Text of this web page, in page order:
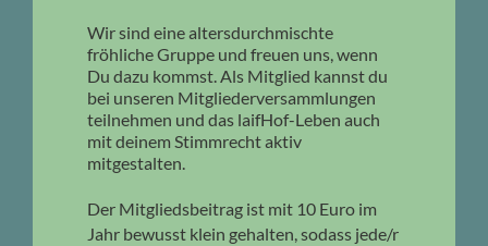
Wir sind eine altersdurchmischte
fröhliche Gruppe und freuen uns, wenn
Du dazu kommst. Als Mitglied kannst du
bei unseren Mitgliederversammlungen
teilnehmen und das laifHof-Leben auch
mit deinem Stimmrecht aktiv
mitgestalten.
Der Mitgliedsbeitrag ist mit 10 Euro im
Jahr bewusst klein gehalten, sodass jede/r